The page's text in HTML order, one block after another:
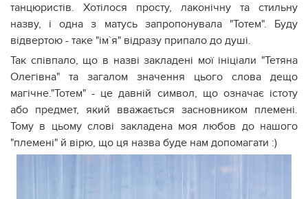
танцюристів. Хотілося просту, лаконічну та стильну
назву, і одна з матусь запропонувала "Тотем". Буду
відвертою - таке "ім`я" відразу припало до душі.
Так співпало, що в назві закладені мої ініціали "Тетяна
Олегівна" та загалом значення цього слова дещо
магічне."Тотем" - це давній символ, що означає істоту
або предмет, який вважається засновником племені.
Тому в цьому слові закладена моя любов до нашого
"племені" й вірю, що ця назва буде нам допомагати :)